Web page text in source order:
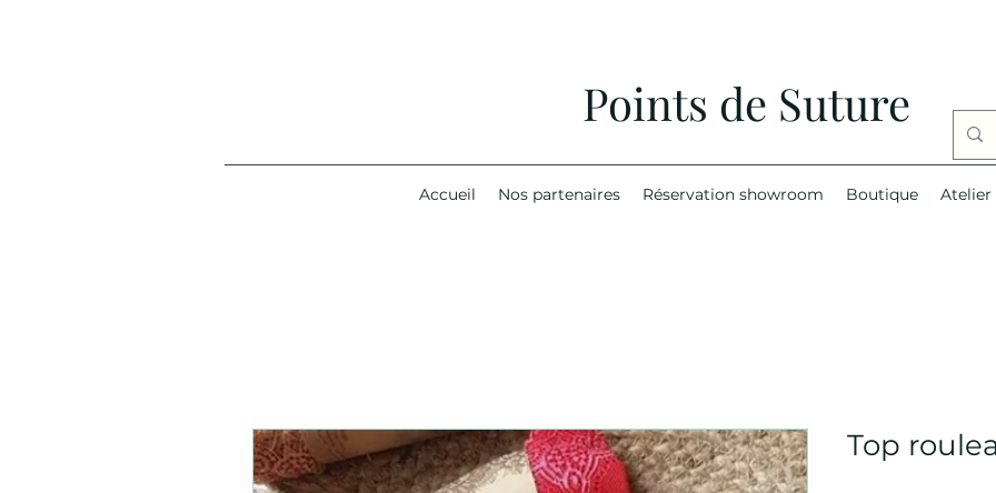
Points de Suture
Accueil Nos partenaires Réservation showroom Boutique Atelier
Top